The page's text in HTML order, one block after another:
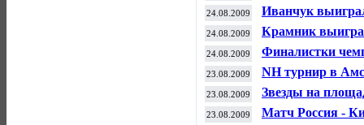
24.08.2009 Иванчук
24.08.2009 Крамник
24.08.2009 Финалистки
23.08.2009 NH турнир в
23.08.2009 Звезды на
23.08.2009 Матч Россия -